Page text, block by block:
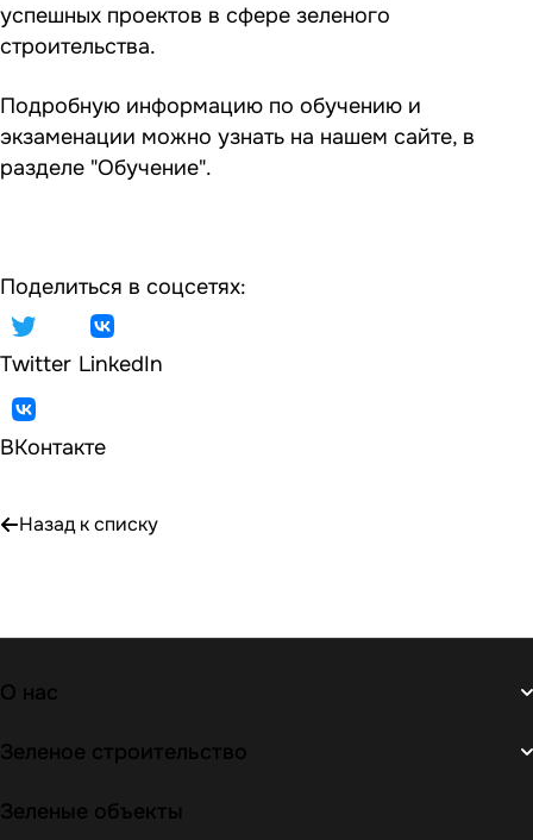
успешных проектов в сфере зеленого
строительства.
Подробную информацию по обучению и
экзаменации можно узнать на нашем сайте, в
разделе "Обучение".
Поделиться в соцсетях:
Twitter LinkedIn
ВКонтакте
Назад к списку
О нас
Зеленое строительство
Зеленые объекты